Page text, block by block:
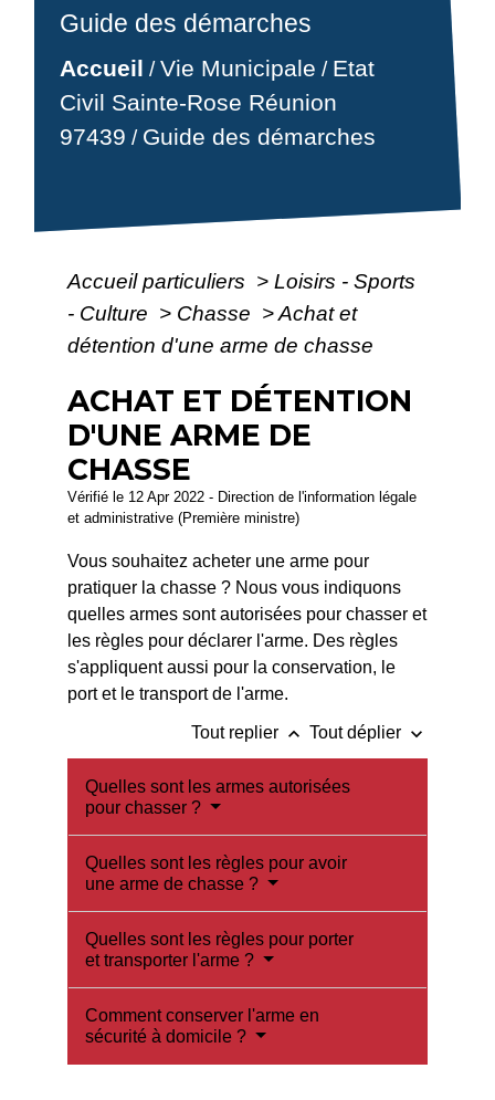
Guide des démarches
Accueil /Vie Municipale / Etat
Civil Sainte-Rose Réunion
97439 / Guide des démarches
Accueil particuliers > Loisirs - Sports
- Culture > Chasse >Achat et
détention d'une arme de chasse
ACHAT ET DÉTENTION
D'UNE ARME DE
CHASSE
Vérifié le 12 Apr 2022 - Direction de l'information légale
et administrative (Première ministre)
Vous souhaitez acheter une arme pour
pratiquer la chasse ? Nous vous indiquons
quelles armes sont autorisées pour chasser et
les règles pour déclarer l'arme. Des règles
s'appliquent aussi pour la conservation, le
port et le transport de l'arme.
Tout replier keyboard_arrow_up Tout déplier keyboard_arrow_down
Quelles sont les armes autorisées
pour chasser ?
Quelles sont les règles pour avoir
une arme de chasse ?
Quelles sont les règles pour porter
et transporter l'arme ?
Comment conserver l'arme en
sécurité à domicile ?